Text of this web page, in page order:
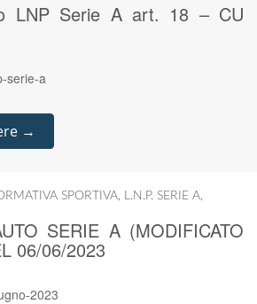
LNP Serie A art. 18 – CU
serie-a
→
SPORTIVA, L.N.P. SERIE A,
SERIE A (MODIFICATO
06/06/2023
2023